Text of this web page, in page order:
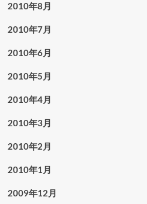
2010年8月
2010年7月
2010年6月
2010年5月
2010年4月
2010年3月
2010年2月
2010年1月
2009年12月